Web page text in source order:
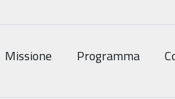
Missione Programma